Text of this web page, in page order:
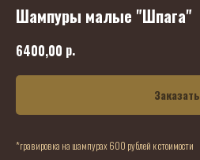
Шампуры малые "Шпага"
6400,00 р.
Заказать
*гравировка на шампурах 600 рублей к стоимости